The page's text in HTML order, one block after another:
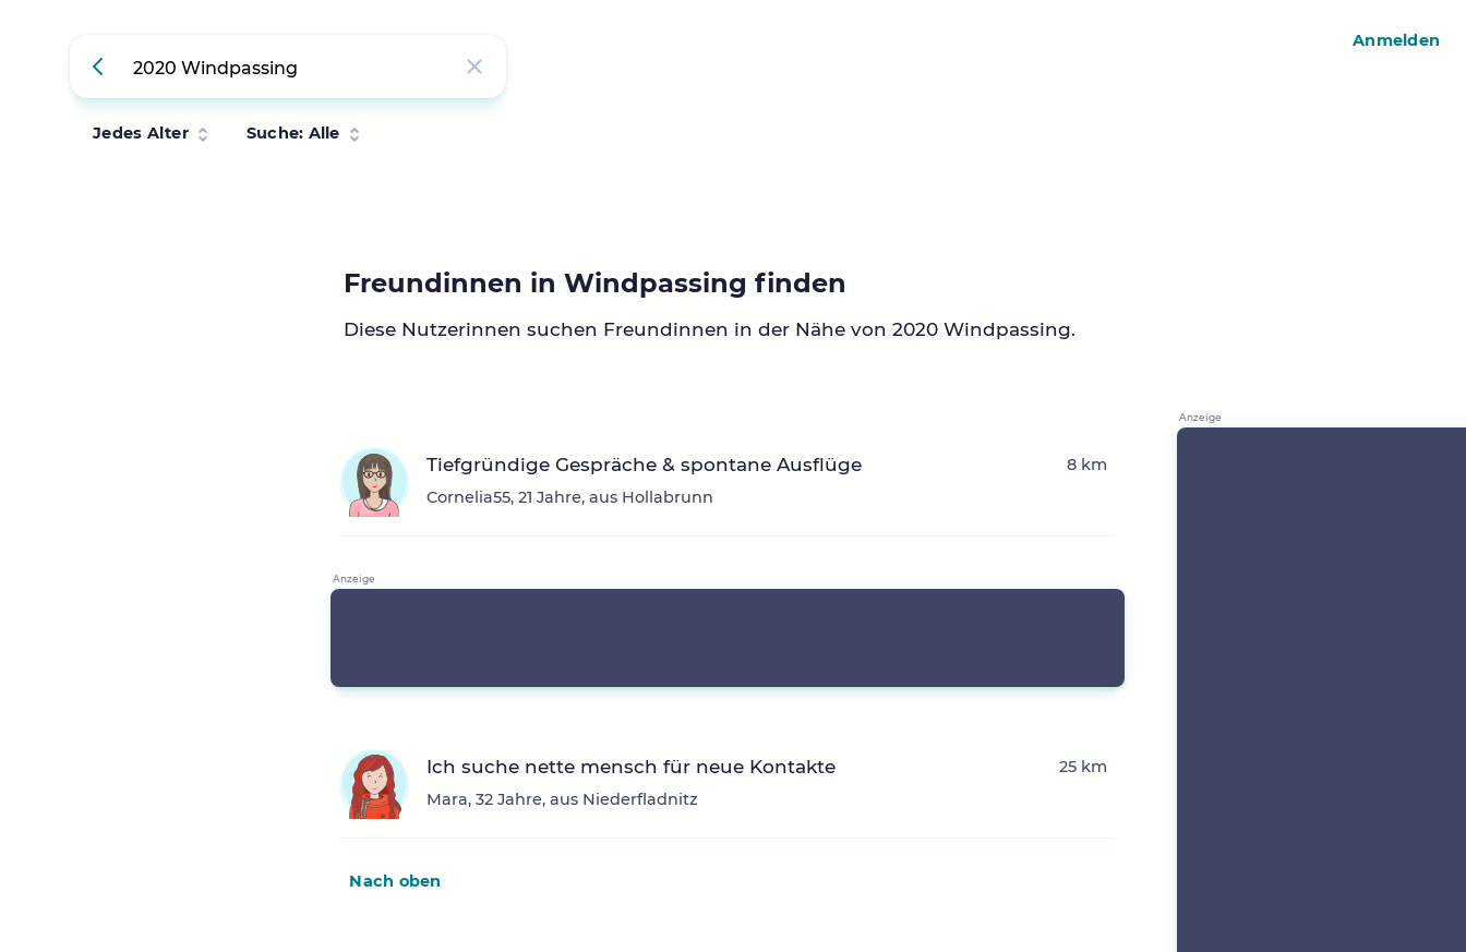
Jedes Alter Suche: Alle
Freundinnen in Windpassing finden
Diese Nutzerinnen suchen Freundinnen in der Nähe von 2020 Windpassing.
Tiefgründige Gespräche & spontane Ausflüge
Cornelia55, 21 Jahre, aus Hollabrunn
8 km
Ich suche nette mensch für neue Kontakte
Mara, 32 Jahre, aus Niederfladnitz
25 km
Nach oben
Anmelden